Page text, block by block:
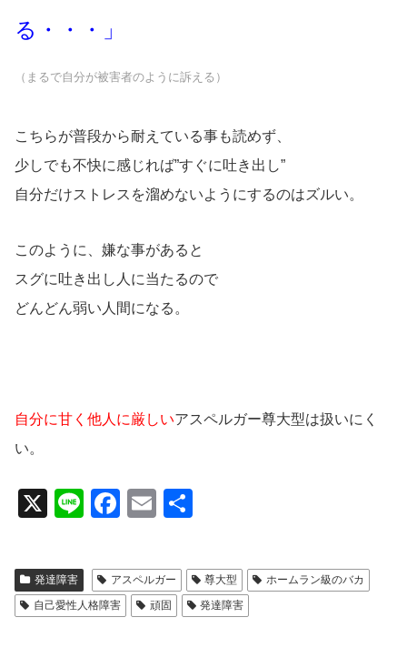
る・・・」
（まるで自分が被害者のように訴える）
こちらが普段から耐えている事も読めず、
少しでも不快に感じれば”すぐに吐き出し”
自分だけストレスを溜めないようにするのはズルい。
このように、嫌な事があると
スグに吐き出し人に当たるので
どんどん弱い人間になる。
自分に甘く他人に厳しいアスペルガー尊大型は扱いにく
い。
X
Li
e
F
c
e
b
E
ail
発達障害 アスペルガー 尊大型
ホームラン級のバカ
自己愛性人格障害
頑固 発達障害